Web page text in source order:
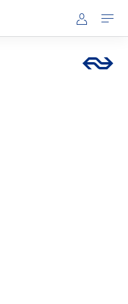
Mijn NS
Openen